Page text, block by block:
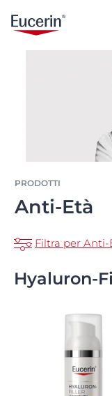
PRODOTTI
Anti-Età
Filtra per Anti-
Hyaluron-